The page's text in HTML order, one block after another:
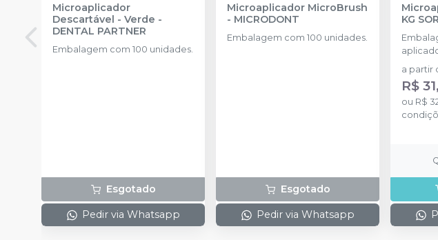
Microaplicador
Descartável - Verde -
DENTAL PARTNER
Embalagem com 100 unidades.
Esgotado
Pedir via Whatsapp
Microaplicador MicroBrush
- MICRODONT
Embalagem com 100 unidades.
Esgotado
Pedir via Whatsapp
KG
a partir
R$
ou R$